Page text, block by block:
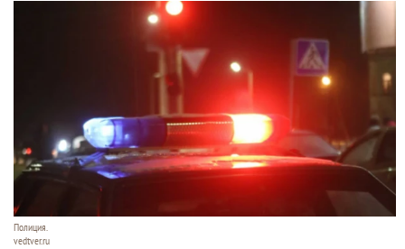
Полиция.
vedtver.ru